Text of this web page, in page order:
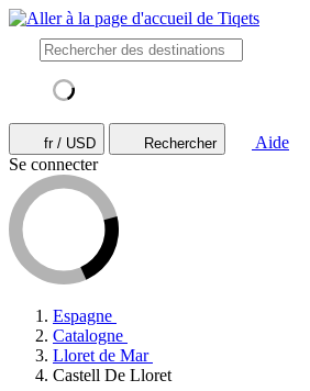
fr / USD Rechercher
Aide
Se connecter
Espagne
Catalogne
Lloret de Mar
Castell De Lloret